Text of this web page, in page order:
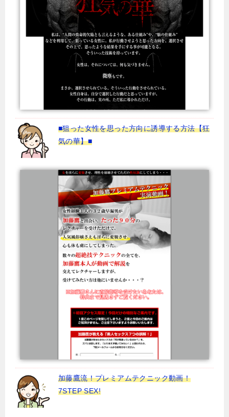
■狙った女性を思った方向に誘導する方法【狂
気の華】■
加藤鷹流！プレミアムテクニック動画！
7STEP SEX!